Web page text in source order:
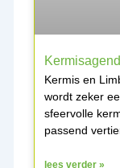
Kermis en
wordt zeker
sfeervolle
passend
lees verder »